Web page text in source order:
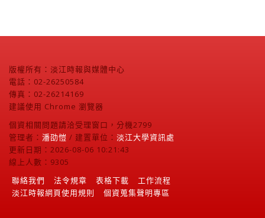
版權所有：淡江時報與媒體中心
電話：02-26250584
傳真：02-26214169
建議使用 Chrome 瀏覽器
個資相關問題請洽受理窗口，分機2799
管理者： 潘劭愷 / 建置單位： 淡江大學資訊處
更新日期：2026-08-06 10:21:43
線上人數：9305
聯絡我們
法令規章 表格下載
工作流程
淡江時報網頁使用規則
個資蒐集聲明專區